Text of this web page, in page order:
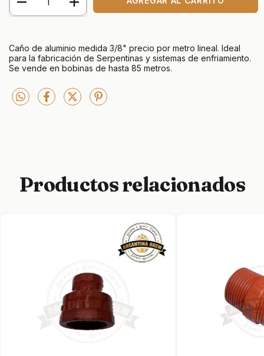
Caño de aluminio medida 3/8" precio por metro lineal. Ideal
para la fabricación de Serpentinas y sistemas de enfriamiento.
Se vende en bobinas de hasta 85 metros.
Productos relacionados